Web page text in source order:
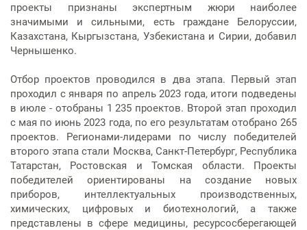
проекты признаны экспертным жюри наиболее
значимыми и сильными, есть граждане Белоруссии,
Казахстана, Кыргызстана, Узбекистана и Сирии, добавил
Чернышенко.
Отбор проектов проводился в два этапа. Первый этап
проходил с января по апрель 2023 года, итоги подведены
в июле - отобраны 1 235 проектов. Второй этап проходил
с мая по июнь 2023 года, по его результатам отобрано 265
проектов. Регионами-лидерами по числу победителей
второго этапа стали Москва, Санкт-Петербург, Республика
Татарстан, Ростовская и Томская области. Проекты
победителей ориентированы на создание новых
приборов, интеллектуальных производственных,
химических, цифровых и биотехнологий, а также
представлены в сфере медицины, ресурсосберегающей